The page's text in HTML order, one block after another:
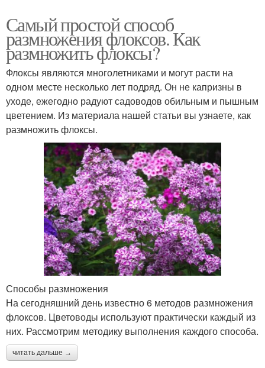
Самый простой способ
размножения флоксов. Как
размножить флоксы?
Флоксы являются многолетниками и могут расти на
одном месте несколько лет подряд. Он не капризны в
уходе, ежегодно радуют садоводов обильным и пышным
цветением. Из материала нашей статьи вы узнаете, как
размножить флоксы.
Способы размножения
На сегодняшний день известно 6 методов размножения
флоксов. Цветоводы используют практически каждый из
них. Рассмотрим методику выполнения каждого способа.
читать дальше →